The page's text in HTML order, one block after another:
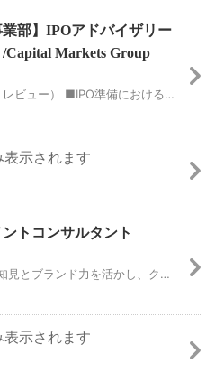
業部】IPOアドバイザリー
/Capital Markets Group
■IPO課題抽出調査（ショートレビュー） ■IPO準備における内部管理体制構築、決算早期化支援などのアドバイザリー業務（国内、インバウンド、アウトバウンド） ...
示されます
トコンサルタント
専門家集団である監査法人の知見とブランド力を活かし、クライアントの健全な成長を支援する各種コンサルティングサービスを提供しています。 ・DX/デジタル領域（...
示されます